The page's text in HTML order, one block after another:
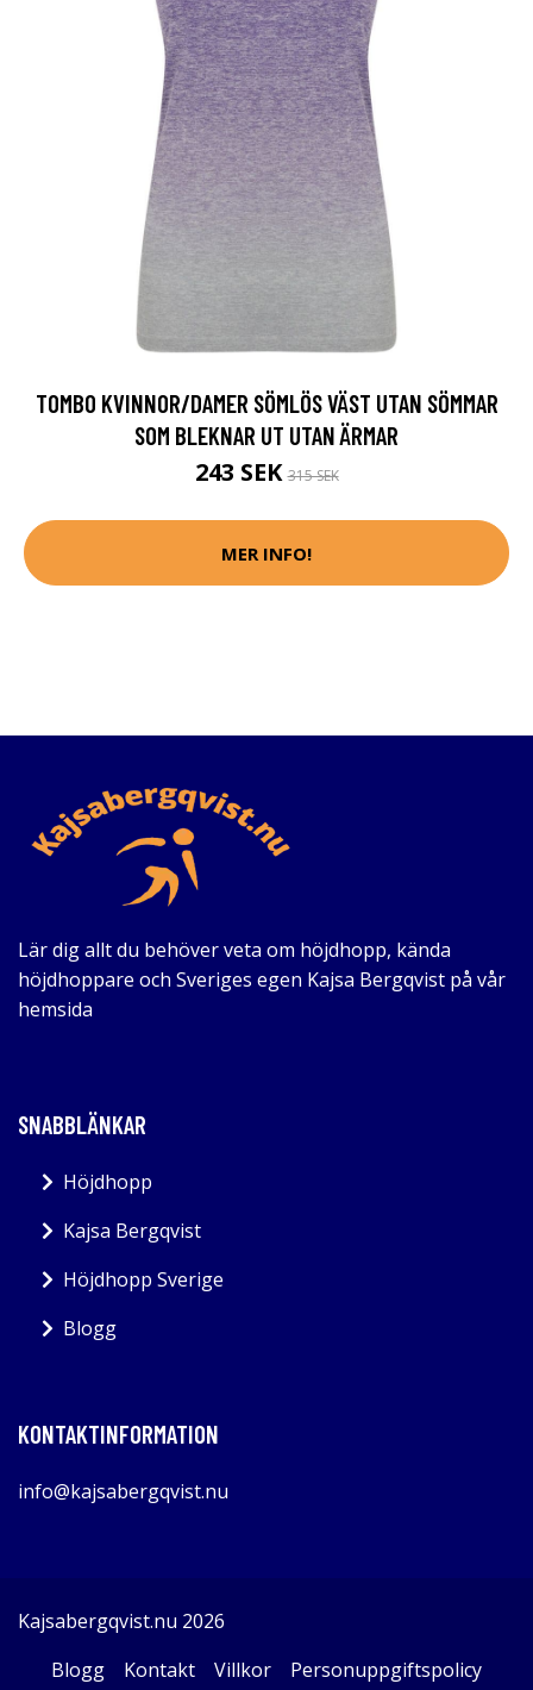
TOMBO KVINNOR/DAMER SÖMLÖS VÄST UTAN SÖMMAR
SOM BLEKNAR UT UTAN ÄRMAR
243 SEK315 SEK
MER INFO!
Lär dig allt du behöver veta om höjdhopp, kända
höjdhoppare och Sveriges egen Kajsa Bergqvist på vår
hemsida
SNABBLÄNKAR
Höjdhopp
Kajsa Bergqvist
Höjdhopp Sverige
Blogg
KONTAKTINFORMATION
info@kajsabergqvist.nu
Kajsabergqvist.nu 2026
Blogg
Kontakt Villkor
Personuppgiftspolicy